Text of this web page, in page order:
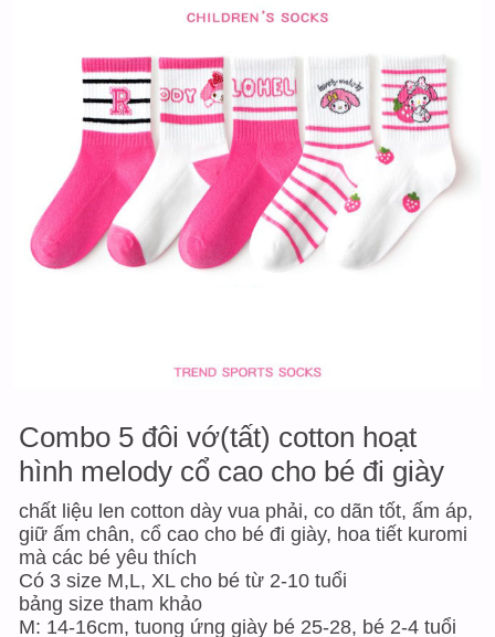
Combo 5 đôi vớ(tất) cotton hoạt
hình melody cổ cao cho bé đi giày
chất liệu len cotton dày vua phải, co dãn tốt, ấm áp,
giữ ấm chân, cổ cao cho bé đi giày, hoa tiết kuromi
mà các bé yêu thích
Có 3 size M,L, XL cho bé từ 2-10 tuổi
bảng size tham khảo
M: 14-16cm, tuong ứng giày bé 25-28, bé 2-4 tuổi